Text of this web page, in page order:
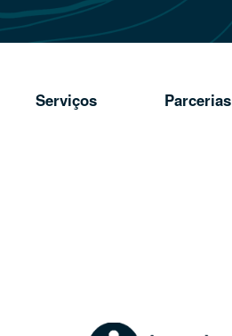
Serviços Parcerias